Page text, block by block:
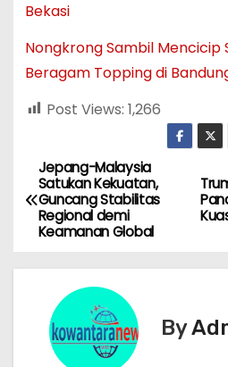
Bekasi
Nongkrong Sambil Mencicip
Beragam Topping di
Post Views: 1,266
N
a
Jepang-Malaysia
Satukan Kekuatan,
Guncang Stabilitas
Regional demi
Keamanan Global
By